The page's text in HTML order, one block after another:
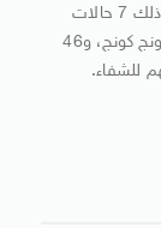
مقاطعة تايوان عن 487 حالة إصابة مؤكدة بما في ذلك 7 حالات
وفاة، فيما غادر المستشفيات 4200 مريض في هونج كونج، و46